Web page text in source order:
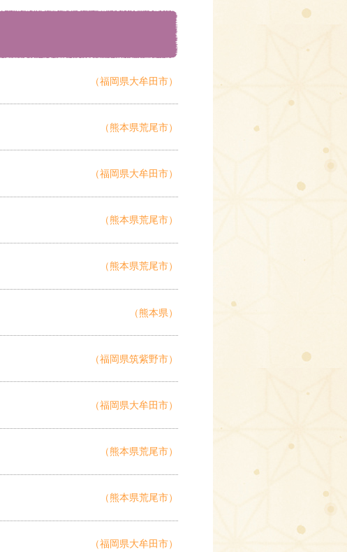
（福岡県大牟田市）
（熊本県荒尾市）
（福岡県大牟田市）
（熊本県荒尾市）
（熊本県荒尾市）
（熊本県）
（福岡県筑紫野市）
（福岡県大牟田市）
（熊本県荒尾市）
（熊本県荒尾市）
（福岡県大牟田市）